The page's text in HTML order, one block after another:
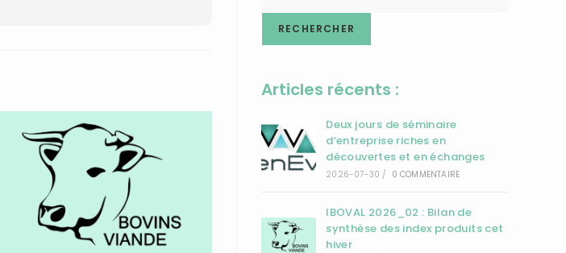
RECHERCHER
Articles récents :
Deux jours de séminaire
d’entreprise riches en
découvertes et en échanges
2026-07-30 / 0 COMMENTAIRE
IBOVAL 2026_02 : Bilan de
synthèse des index produits cet
hiver